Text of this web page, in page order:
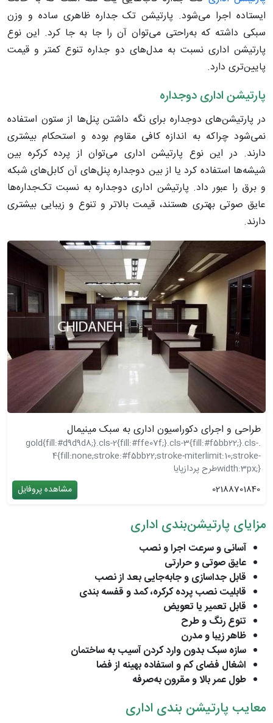
ایستاده اجرا می‌شود. پارتیشن تک جداره ظاهری ساده و وزن
سبکی داشته که به‌راحتی می‌توان آن‌ را جا به جا کرد. این نوع
پارتیشن اداری نسبت به مدل‌های دو جداره تنوع کمتر و قیمت
پایین‌تری دارد.
پارتیشن اداری دوجداره
در پارتیشن‌های دوجداره برای نگه داشتن پنل‌ها از ستون استفاده
نمی‌شود چراکه به اندازه کافی مقاوم بوده و استحکام بیشتری
دارند. در این نوع پارتیشن اداری می‌توان از پرده کرکره بین
شیشه‌ها استفاده کرد یا از بین دوجداره پنل‌های آن کابل‌های شبکه
و برق را عبور داد. پارتیشن اداری دوجداره به نسبت تک‌جداره‌ها
عایق صوتی بهتری هستند، قیمت بالاتر و تنوع و زیبایی بیشتری
دارند.
طراحی و اجرای دکوراسیون اداری به سبک مینیمال
.gold{fill:#d9d9d8;}.cls-2{fill:#ffe07f;}.cls-3{fill:#f5bb22;}.cls-
4{fill:none;stroke:#f5bb22;stroke-miterlimit:10;stroke-
width:3px;}طرح پردازپایا
02188701840
مشاهده پروفایل
مزایای پارتیشن‌بندی اداری
آسانی و سرعت اجرا و نصب
عایق صوتی و حرارتی
قابل جداسازی و جابه‌جایی بعد از نصب
قابلیت نصب پرده کرکره، کمد و قفسه بندی
قابل تعمیر یا تعویض
تنوع رنگ‌ و طرح
ظاهر زیبا و مدرن
سازه‌ سبک بدون وارد کردن آسیب به ساختمان
اشغال فضای کم و استفاده بهینه از فضا
طول عمر بالا و مقرون به‌صرفه
معایب پارتیشن بندی اداری